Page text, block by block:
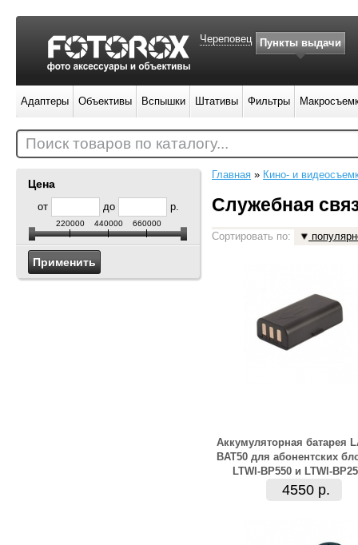
Цена
от до р.
220000 440000 660000
Главная » Кино- и
Служебная
Сортировать по:
Аккумуляторная батарея
BAT50 для абонентских
LTWI-BP550 и LTWI-
4550 р.
Череповец Пункты выдачи
Адаптеры Объективы Вспышки Штативы Фильтры
Поиск товаров по каталогу...